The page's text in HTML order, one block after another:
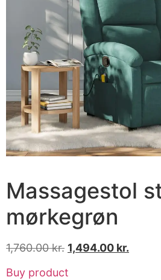
Massagestol
mørkegrøn
1,760.00kr. 1,494.00 kr.
Buy product